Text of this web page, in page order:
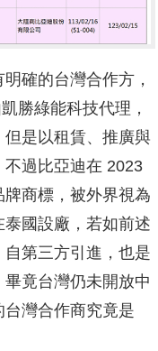
確的台灣合作方，
勝綠能科技代理，
是以租賃、推廣與
過比亞迪在 2023
商標，被外界視為
國設廠，若如前述
第三方引進，也是
竟台灣仍未開放中
灣合作商究竟是